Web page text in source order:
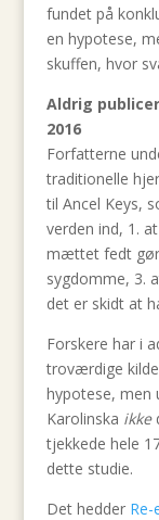
fundet på
en hypotese,
skuffen, hvor
Aldrig
2016
Forfatterne
traditionelle
til Ancel Keys,
verden ind, 1.
mættet fedt
sygdomme, 3.
det er skidt at
Forskere har i
troværdige
hypotese, men
Karolinska ikke
tjekkede hele
dette studie.
Det hedder